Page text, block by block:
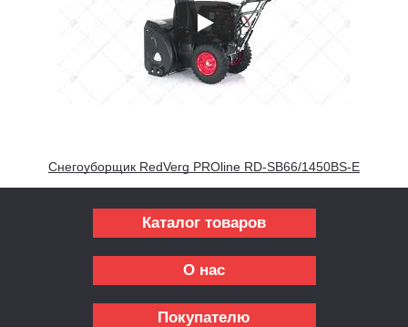
Снегоуборщик RedVerg PROline RD-SB66/1450BS-E
Каталог товаров
О нас
Покупателю